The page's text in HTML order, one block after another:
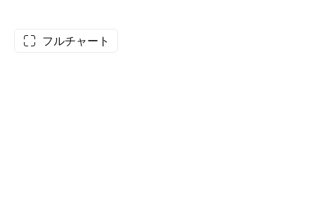
フルチャート